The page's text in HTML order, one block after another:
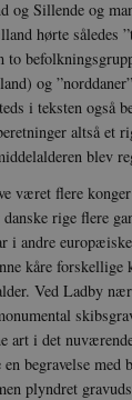
og Sillende og
hørte således
to
og
i teksten også
altså et
blev
været flere
rige flere
i andre
kåre forskellige
Ved Ladby
art i det
begravelse med
plyndret